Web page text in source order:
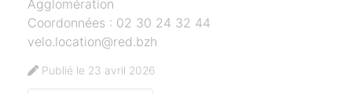
Agglomération
Coordonnées : 02 30 24 32 44
velo.location@red.bzh
Publié le 23 avril 2026